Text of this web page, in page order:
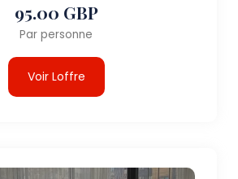
95.00 GBP
Par personne
Voir Loffre